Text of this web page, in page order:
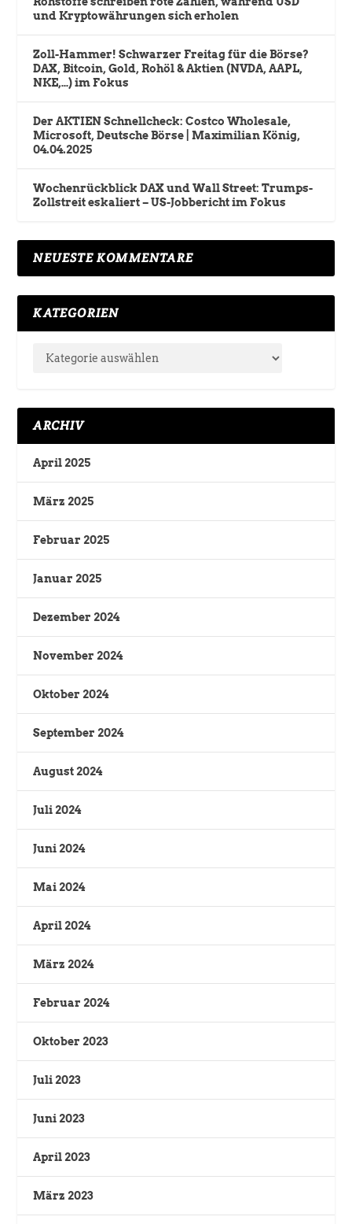
und Kryptowährungen sich erholen
Zoll-Hammer! Schwarzer Freitag für die Börse?
DAX, Bitcoin, Gold, Rohöl & Aktien (NVDA, AAPL,
NKE,…) im Fokus
Der AKTIEN Schnellcheck: Costco Wholesale,
Microsoft, Deutsche Börse | Maximilian König,
04.04.2025
Wochenrückblick DAX und Wall Street: Trumps-
Zollstreit eskaliert – US-Jobbericht im Fokus
NEUESTE KOMMENTARE
KATEGORIEN
ARCHIV
April 2025
März 2025
Februar 2025
Januar 2025
Dezember 2024
November 2024
Oktober 2024
September 2024
August 2024
Juli 2024
Juni 2024
Mai 2024
April 2024
März 2024
Februar 2024
Oktober 2023
Juli 2023
Juni 2023
April 2023
März 2023